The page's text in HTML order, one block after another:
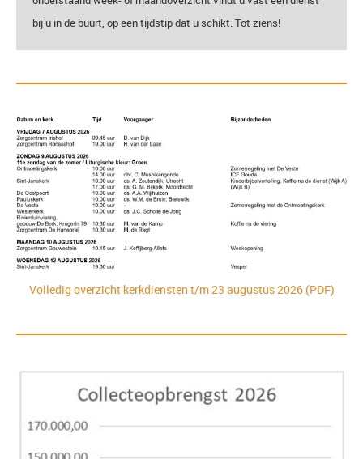
bij u in de buurt, op een tijdstip dat u schikt.Tot ziens!
Volledig overzicht kerkdiensten t/m 23 augustus 2026 (PDF)